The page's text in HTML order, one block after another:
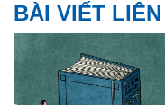
BÀI VIẾT